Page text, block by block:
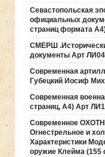
Севастопольская
официальных
страниц формата
СМЕРШ
документы Арт
Современная
Губецкий Иосиф
Современная
страниц, А4) Арт
Современное
Огнестрельное и
Характеристики
оружие Клейма (155